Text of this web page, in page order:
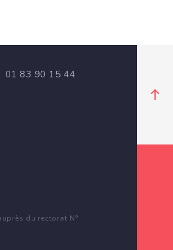
01 83 90 15 44
du rectorat N°